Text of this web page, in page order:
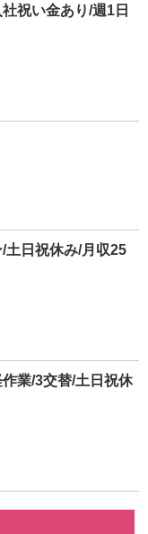
祝い金あり/週1日
土日祝休み/月収25
業/3交替/土日祝休